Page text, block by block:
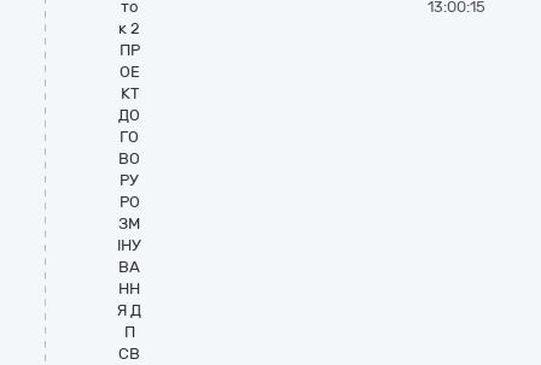
то
к 2
ПР
ОЕ
КТ
ДО
ГО
ВО
РУ
РО
ЗМ
ІНУ
ВА
НН
Я Д
П
СВ
13:00:15